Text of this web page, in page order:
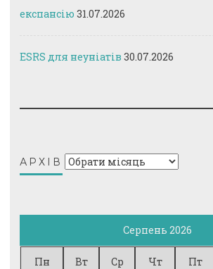
експансію 31.07.2026
ESRS для неуніатів 30.07.2026
АРХІВ Архів
Серпень 2026
Пн Вт Ср Чт Пт